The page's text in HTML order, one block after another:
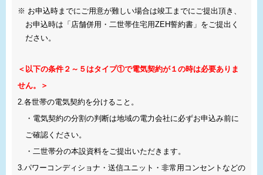
※ お申込時までにご用意が難しい場合は竣工までにご提出頂き、
お申込時は「店舗併用・二世帯住宅用ZEH誓約書」をご提出く
ださい。
＜以下の条件２～５はタイプ①で電気契約が１の時は必要ありま
せん。＞
2.各世帯の電気契約を分けること。
・電気契約の分割の判断は地域の電力会社に必ずお申込み前に
ご確認ください。
・二世帯分の本設資料をご提出いただきます。
3.パワーコンディショナ・送信ユニット・非常用コンセントなどの